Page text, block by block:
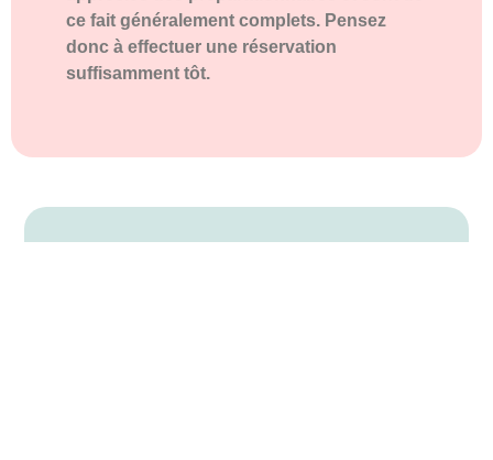
ce fait généralement complets. Pensez
donc à effectuer une réservation
suffisamment tôt.